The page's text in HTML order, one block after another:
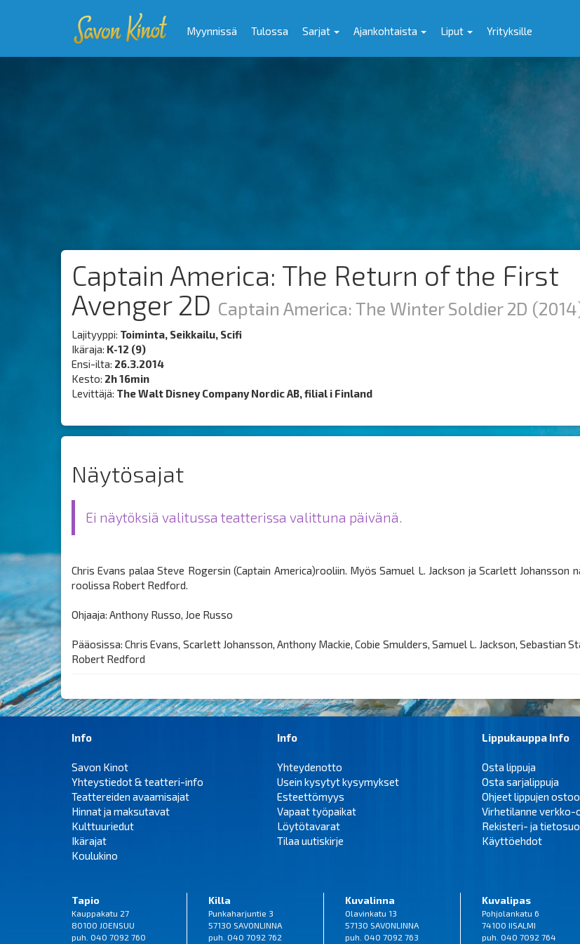
Myynnissä Tulossa Sarjat Ajankohtaista Liput Yrityksille
Captain America: The Return of the First
Avenger 2D Captain America: The Winter Soldier 2D
Lajityyppi: Toiminta, Seikkailu, Scifi
Ikäraja: K-12 (9)
Ensi-ilta: 26.3.2014
Kesto: 2h 16min
Levittäjä: The Walt Disney Company Nordic AB, filial i Finland
Näytösajat
Ei näytöksiä valitussa teatterissa valittuna päivänä.
Chris Evans palaa Steve Rogersin (Captain America)rooliin. Myös Samuel L. Jackson ja Scarlett Johansson
roolissa Robert Redford.
Ohjaaja: Anthony Russo, Joe Russo
Pääosissa: Chris Evans, Scarlett Johansson, Anthony Mackie, Cobie Smulders, Samuel L. Jackson, Sebastian
Robert Redford
Info
Savon Kinot
Yhteystiedot & teatteri-info
Teattereiden avaamisajat
Hinnat ja maksutavat
Kulttuuriedut
Ikärajat
Koulukino
Info
Yhteydenotto
Usein kysytyt kysymykset
Esteettömyys
Vapaat työpaikat
Löytötavarat
Tilaa uutiskirje
Lippukauppa Info
Osta lippuja
Osta sarjalippuja
Ohjeet lippujen
Virhetilanne verkko-
Rekisteri- ja
Käyttöehdot
Tapio
Kauppakatu 27
80100 JOENSUU
puh. 040 7092 760
Killa
Punkaharjuntie 3
57130 SAVONLINNA
puh. 040 7092 762
Kuvalinna
Olavinkatu 13
57130 SAVONLINNA
puh. 040 7092 763
Kuvalipas
Pohjolankatu 6
74100 IISALMI
puh. 040 7092 764